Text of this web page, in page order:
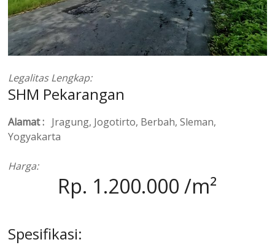
Legalitas Lengkap:
SHM Pekarangan
Alamat : Jragung, Jogotirto, Berbah, Sleman,
Yogyakarta
Harga:
Rp. 1.200.000 /m²
Spesifikasi: